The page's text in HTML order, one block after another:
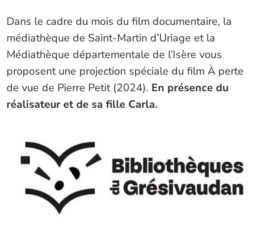
Dans le cadre du mois du film documentaire, la
médiathèque de Saint-Martin d’Uriage et la
Médiathèque départementale de l’Isère vous
proposent une projection spéciale du film À perte
de vue de Pierre Petit (2024). En présence du
réalisateur et de sa fille Carla.